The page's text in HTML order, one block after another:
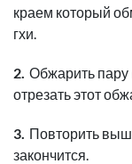
краем который
гхи.
Обжарить пару
отрезать этот
Повторить
закончится.